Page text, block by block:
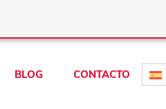
BLOG CONTACTO